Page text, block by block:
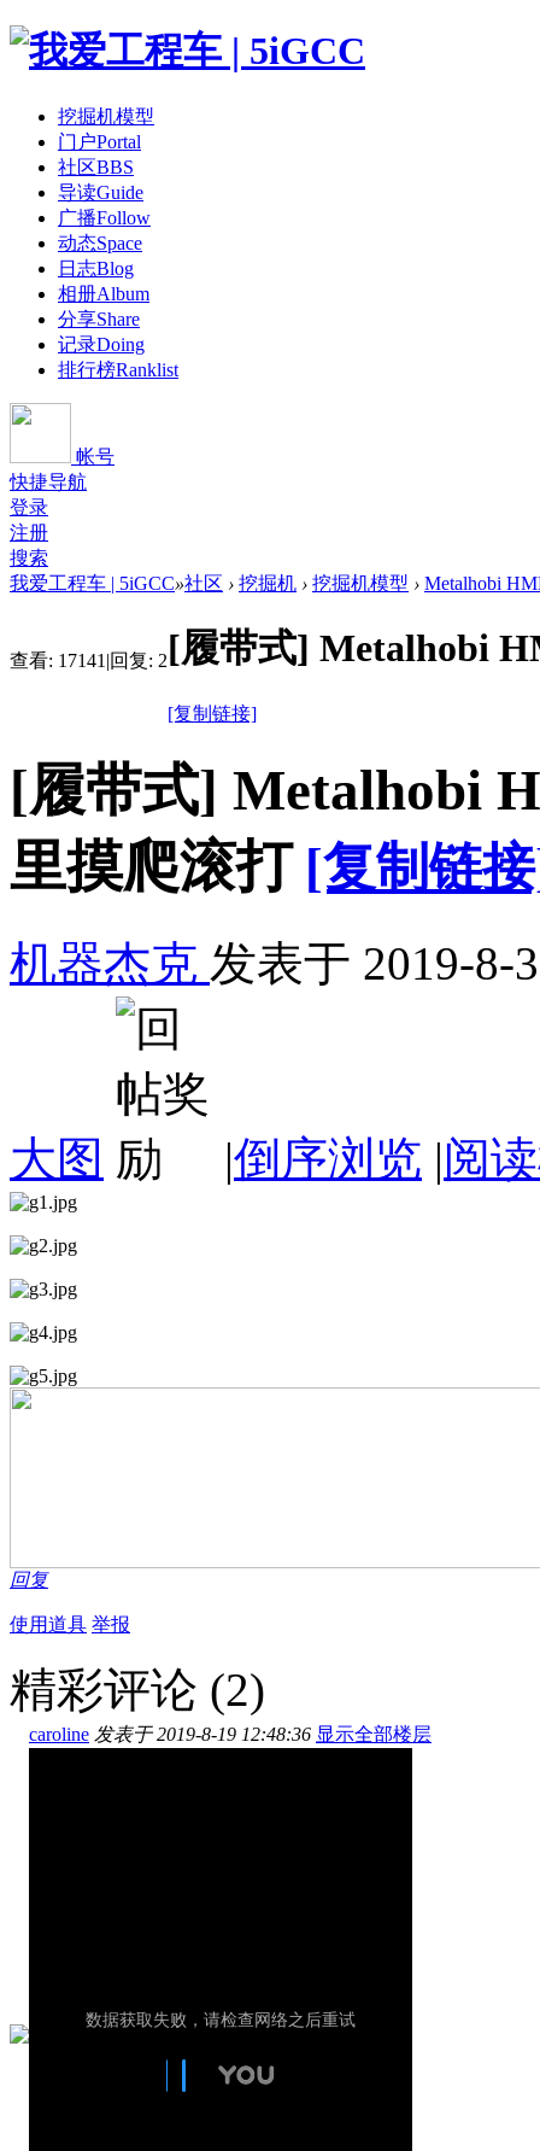
挖掘机模型
门户Portal
社区BBS
导读Guide
广播Follow
动态Space
日志Blog
相册Album
分享Share
记录Doing
排行榜Ranklist
帐号
快捷导航
登录
注册
搜索
我爱工程车 | 5iGCC»社区 › 挖掘机 › 挖掘机模型 › Metalhobi
查看: 17141 |回复: 2[履带式] Metalhobi
[复制链接]
[履带式] Metalhobi
里摸爬滚打 [复制链
机器杰克 发表于 2019-8-
大图 |倒序浏览 |阅
回复
使用道具 举报
精彩评论 (2)
caroline 发表于 2019-8-19 12:48:36 显示全部楼层